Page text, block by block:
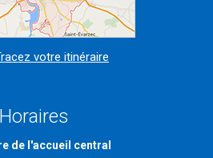
votre itinéraire
Horaires
de l'accueil central